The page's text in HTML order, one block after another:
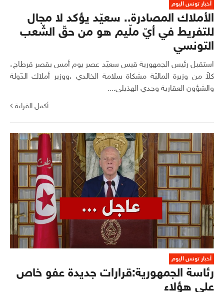
أخبار تونس اليوم
الأملاك المصادرة.. سعيّد يؤكد لا مجال
للتفريط في أيّ ملّيم هو من حقّ الشّعب
التونسي
استقبل رئيس الجمهورية قيس سعيّد عصر يوم أمس بقصر قرطاج،
كلاّ من وزيرة الماليّة مشكاة سلامة الخالدي ،ووزير أملاك الدّولة
والشؤون العقارية وجدي الهذيلي....
أكمل القراءة
أخبار تونس اليوم
رئاسة الجمهورية:قرارات جديدة عفو خاص
على هؤلاء